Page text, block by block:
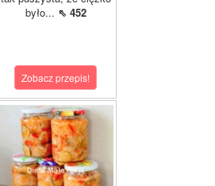
było... ⇖ 452
Zobacz przepis!